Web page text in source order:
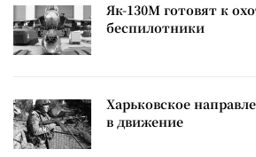
Як-130М готовят к
беспилотники
Харьковское
в движение